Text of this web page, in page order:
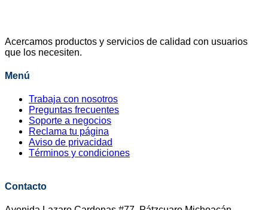
Acercamos productos y servicios de calidad con usuarios
que los necesiten.
Menú
Trabaja con nosotros
Preguntas frecuentes
Soporte a negocios
Reclama tu página
Aviso de privacidad
Términos y condiciones
Contacto